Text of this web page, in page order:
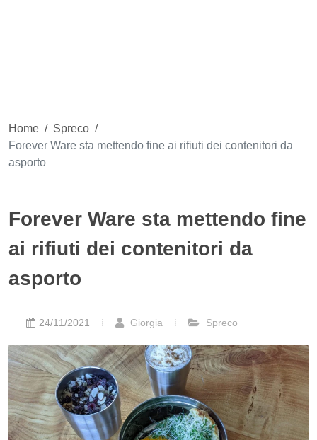
Home / Spreco /
Forever Ware sta mettendo fine ai rifiuti dei contenitori da
asporto
Forever Ware sta mettendo fine
ai rifiuti dei contenitori da
asporto
24/11/2021 Giorgia Spreco